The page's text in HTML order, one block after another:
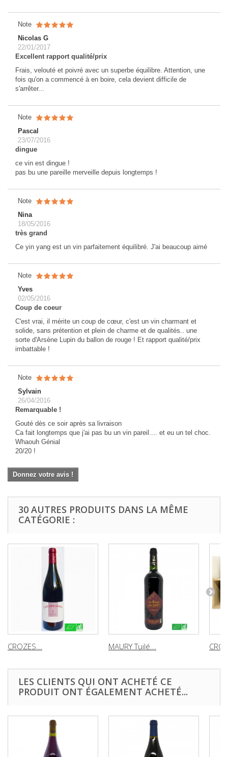
Note
Nicolas G
22/01/2017
Excellent rapport qualité/prix
Frais, velouté et poivré avec un superbe équilibre. Attention, une
fois qu'on a commencé à en boire, cela devient difficile de
s'arrêter...
Note
Pascal
23/07/2016
dingue
ce vin est dingue !
pas bu une pareille merveille depuis longtemps !
Note
Nina
18/05/2016
très grand
Ce yin yang est un vin parfaitement équilibré. J'ai beaucoup aimé
Note
Yves
02/05/2016
Coup de coeur
C'est vrai, il mérite un coup de cœur, c'est un vin charmant et
solide, sans prétention et plein de charme et de qualités.. une
sorte d'Arsène Lupin du ballon de rouge ! Et rapport qualité/prix
imbattable !
Note
Sylvain
26/04/2016
Remarquable !
Gouté dès ce soir après sa livraison
Ca fait longtemps que j'ai pas bu un vin pareil.... et eu un tel choc.
Whaouh Génial
20/20 !
Donnez votre avis !
30 AUTRES PRODUITS DANS LA MÊME
CATÉGORIE :
CROZES... MAURY Tuilé...
LES CLIENTS QUI ONT ACHETÉ CE
PRODUIT ONT ÉGALEMENT ACHETÉ...